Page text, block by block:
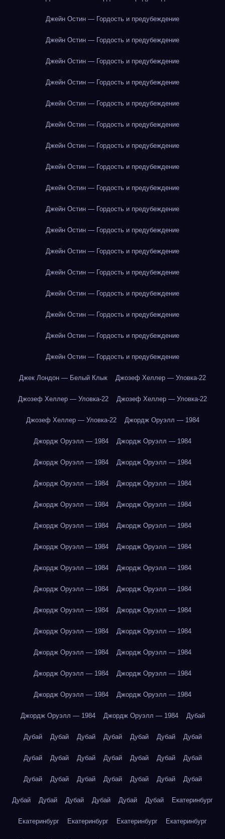
Джейн Остин — Гордость и предубеждение
Джейн Остин — Гордость и предубеждение
Джейн Остин — Гордость и предубеждение
Джейн Остин — Гордость и предубеждение
Джейн Остин — Гордость и предубеждение
Джейн Остин — Гордость и предубеждение
Джейн Остин — Гордость и предубеждение
Джейн Остин — Гордость и предубеждение
Джейн Остин — Гордость и предубеждение
Джейн Остин — Гордость и предубеждение
Джейн Остин — Гордость и предубеждение
Джейн Остин — Гордость и предубеждение
Джейн Остин — Гордость и предубеждение
Джейн Остин — Гордость и предубеждение
Джейн Остин — Гордость и предубеждение
Джейн Остин — Гордость и предубеждение
Джейн Остин — Гордость и предубеждение
Джек Лондон — Белый Клык Джозеф Хеллер — Уловка-22
Джозеф Хеллер — Уловка-22 Джозеф Хеллер — Уловка-22
Джозеф Хеллер — Уловка-22 Джордж Оруэлл — 1984
Джордж Оруэлл — 1984 Джордж Оруэлл — 1984
Джордж Оруэлл — 1984 Джордж Оруэлл — 1984
Джордж Оруэлл — 1984 Джордж Оруэлл — 1984
Джордж Оруэлл — 1984 Джордж Оруэлл — 1984
Джордж Оруэлл — 1984 Джордж Оруэлл — 1984
Джордж Оруэлл — 1984 Джордж Оруэлл — 1984
Джордж Оруэлл — 1984 Джордж Оруэлл — 1984
Джордж Оруэлл — 1984 Джордж Оруэлл — 1984
Джордж Оруэлл — 1984 Джордж Оруэлл — 1984
Джордж Оруэлл — 1984 Джордж Оруэлл — 1984
Джордж Оруэлл — 1984 Джордж Оруэлл — 1984
Джордж Оруэлл — 1984 Джордж Оруэлл — 1984
Джордж Оруэлл — 1984 Джордж Оруэлл — 1984
Джордж Оруэлл — 1984 Джордж Оруэлл — 1984 Дубай
Дубай Дубай Дубай Дубай Дубай Дубай Дубай
Дубай Дубай Дубай Дубай Дубай Дубай Дубай
Дубай Дубай Дубай Дубай Дубай Дубай Дубай
Дубай Дубай Дубай Дубай Дубай Дубай Екатеринбург
Екатеринбург Екатеринбург Екатеринбург Екатеринбург